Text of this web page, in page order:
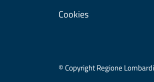
Cookies
© Copyright Regione